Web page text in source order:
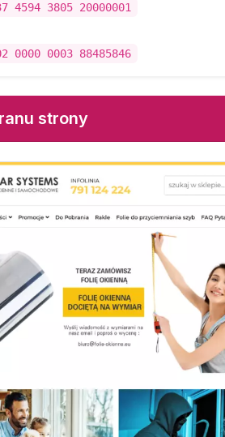
4594 3805 20000001
0000 0003 88485846
strony